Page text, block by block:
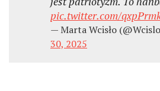
pic.twitter.com/
— Marta Wcisło
30, 2025